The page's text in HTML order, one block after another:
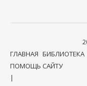
ГЛАВНАЯ БИБЛИОТЕКА
ПОМОЩЬ САЙТУ